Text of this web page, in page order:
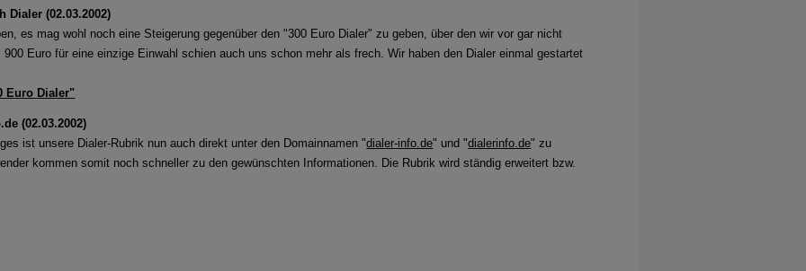
Dialer (02.03.2002)
es mag wohl noch eine Steigerung gegenüber den "300 Euro Dialer" zu geben, über den wir vor gar nicht
900 Euro für eine einzige Einwahl schien auch uns schon mehr als frech. Wir haben den Dialer einmal gestartet
Euro Dialer"
(02.03.2002)
ist unsere Dialer-Rubrik nun auch direkt unter den Domainnamen "dialer-info.de" und "dialerinfo.de" zu
kommen somit noch schneller zu den gewünschten Informationen. Die Rubrik wird ständig erweitert bzw.